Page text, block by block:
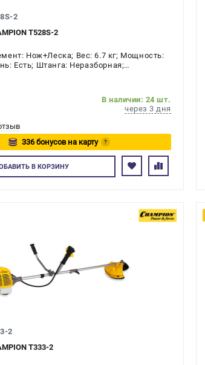
2
T528S-2
Нож+Леска; Вес: 6.7 кг; Мощность:
Есть; Штанга: Неразборная;
В наличии: 24 шт.
через 3 дня
336 бонусов на карту
?
Авторизуйтесь
В КОРЗИНУ
2
T333-2